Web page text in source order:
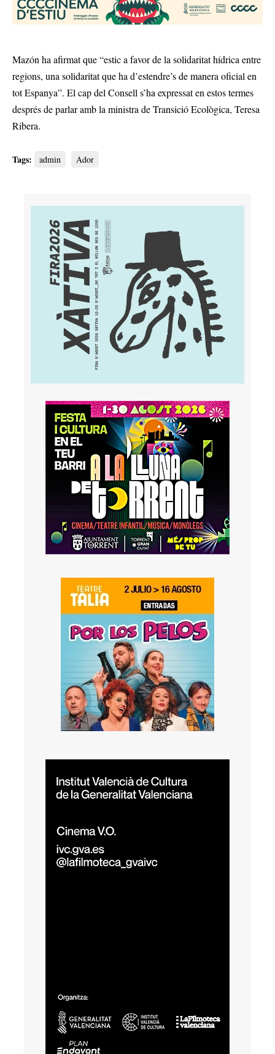
Mazón ha afirmat que “estic a favor de la solidaritat hídrica entre
regions, una solidaritat que ha d’estendre’s de manera oficial en
tot Espanya”. El cap del Consell s’ha expressat en estos termes
després de parlar amb la ministra de Transició Ecològica, Teresa
Ribera.
Tags: admin Ador